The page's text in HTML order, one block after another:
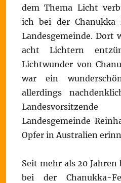
dem Thema Licht
ich bei der Chanukka-
Landesgemeinde. Dort
acht Lichtern
Lichtwunder von
war ein
allerdings
Landesgemeinde
Opfer in Australien
Seit mehr als 20
bei der Chanukka-